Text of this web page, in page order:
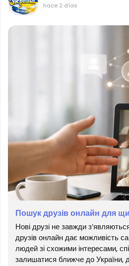
hace 2 días
Пошук друзів онлайн для
Нові друзі не завжди
друзів онлайн дає можливість
людей зі схожими інтересами,
залишатися ближче до України,